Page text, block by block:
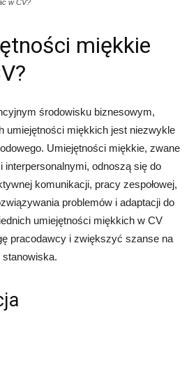
w CV?
miękkie
środowisku biznesowym,
umiejętności miękkich jest niezwykle
Umiejętności miękkie, zwane
interpersonalnymi, odnoszą się do
komunikacji, pracy zespołowej,
problemów i adaptacji do
umiejętności miękkich w CV
pracodawcy i zwiększyć szanse na